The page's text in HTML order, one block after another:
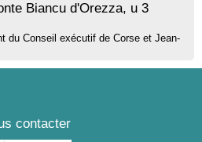
Biancu d'Orezza, u 3
du Conseil exécutif de Corse et Jean-
contacter